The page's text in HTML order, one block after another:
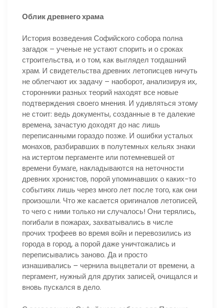
Облик древнего храма
История возведения Софийского собора полна
загадок – ученые не устают спорить и о сроках
строительства, и о том, как выглядел тогдашний
храм. И свидетельства древних летописцев ничуть
не облегчают их задачу – наоборот, анализируя их,
сторонники разных теорий находят все новые
подтверждения своего мнения. И удивляться этому
не стоит: ведь документы, созданные в те далекие
времена, зачастую доходят до нас лишь
переписанными гораздо позже. И ошибки усталых
монахов, разбиравших в полутемных кельях знаки
на истертом пергаменте или потемневшей от
времени бумаге, накладываются на неточности
древних хронистов, порой упоминавших о каких-то
событиях лишь через много лет после того, как они
произошли. Что же касается оригиналов летописей,
то чего с ними только ни случалось! Они терялись,
погибали в пожарах, захватывались в числе
прочих трофеев во время войн и перевозились из
города в город, а порой даже уничтожались и
переписывались заново. Да и просто
изнашивались – чернила выцветали от времени, а
пергамент, нужный для других записей, очищался и
вновь пускался в дело.